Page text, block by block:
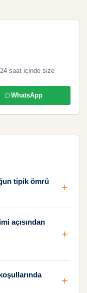
24 saat içinde size
WhatsApp
tipik ömrü
açısından